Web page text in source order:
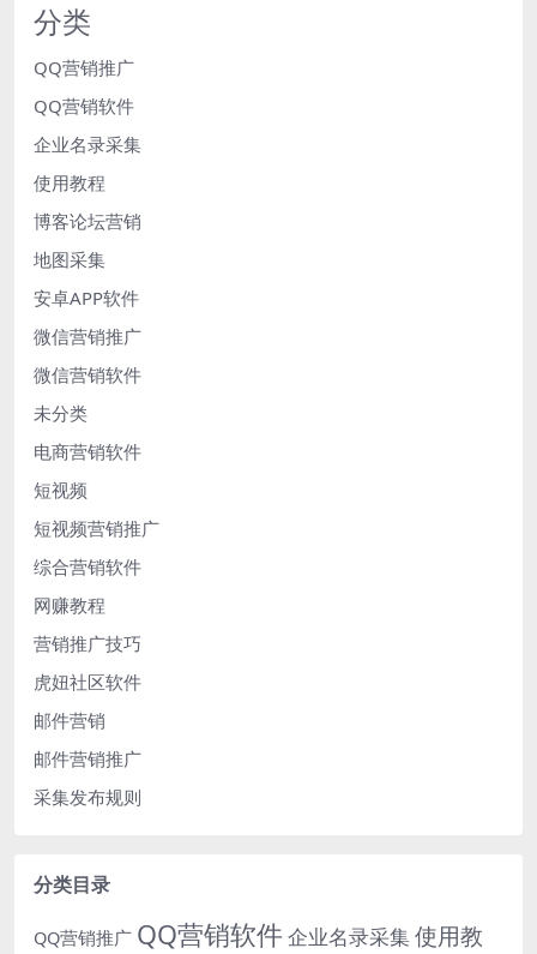
分类
QQ营销推广
QQ营销软件
企业名录采集
使用教程
博客论坛营销
地图采集
安卓APP软件
微信营销推广
微信营销软件
未分类
电商营销软件
短视频
短视频营销推广
综合营销软件
网赚教程
营销推广技巧
虎妞社区软件
邮件营销
邮件营销推广
采集发布规则
分类目录
QQ营销推广 QQ营销软件企业名录采集使用教